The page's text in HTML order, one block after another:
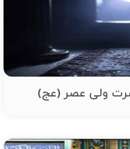
ولی عصر (عج)